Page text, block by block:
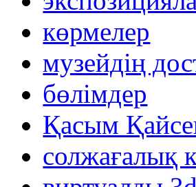
көрмелер
музейдің
бөлімдер
Қасым
солжағалық